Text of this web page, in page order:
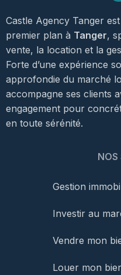
Castle Agency Tanger
premier plan à Tanger,
vente, la location et la
Forte d’une expérience
approfondie du marché
accompagne ses clients
engagement pour
en toute sérénité.
NOS
Gestion
Investir au
Vendre mon
Louer mon